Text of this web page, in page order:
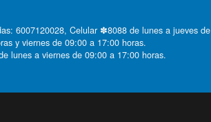
6007120028, Celular ✽8088 de lunes a jueves de
y viernes de 09:00 a 17:00 horas.
de lunes a viernes de 09:00 a 17:00 horas.